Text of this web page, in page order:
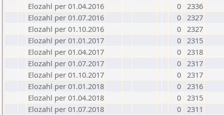
Elozahl per 01.04.2016
0 2336
Elozahl per 01.07.2016
0 2327
Elozahl per 01.10.2016
0 2327
Elozahl per 01.01.2017
0 2315
Elozahl per 01.04.2017
0 2318
Elozahl per 01.07.2017
0 2317
Elozahl per 01.10.2017
0 2317
Elozahl per 01.01.2018
0 2316
Elozahl per 01.04.2018
0 2315
Elozahl per 01.07.2018
0 2311